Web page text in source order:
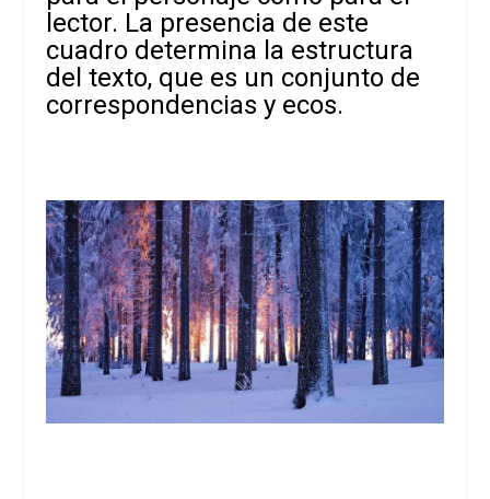
lector. La presencia de este
cuadro determina la estructura
del texto, que es un conjunto de
correspondencias y ecos.